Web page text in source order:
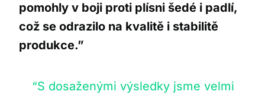
pomohly v boji proti plísni šedé i padlí,
což se odrazilo na kvalitě i stabilitě
produkce.”
“S dosaženými výsledky jsme velmi